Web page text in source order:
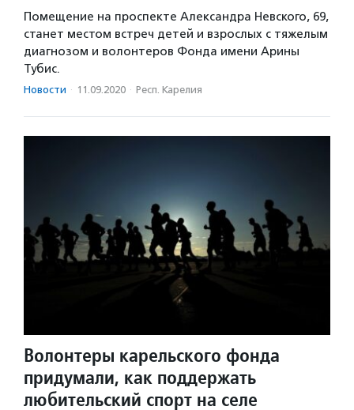
Помещение на проспекте Александра Невского, 69,
станет местом встреч детей и взрослых с тяжелым
диагнозом и волонтеров Фонда имени Арины
Тубис.
Новости · 11.09.2020 · Респ. Карелия
Волонтеры карельского фонда
придумали, как поддержать
любительский спорт на селе